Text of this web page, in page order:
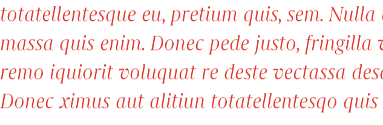
totatellentesque eu, pretium quis, sem. Nulla
massa quis enim. Donec pede justo,
remo iquiorit voluquat re deste vectassa
Donec ximus aut alitiun totatellentesqo quis